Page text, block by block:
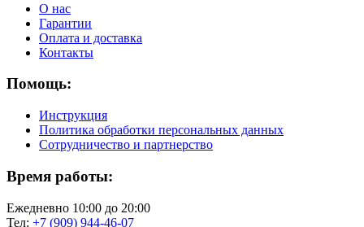
О нас
Гарантии
Оплата и доставка
Контакты
Помощь:
Инструкция
Политика обработки персональных данных
Сотрудничество и партнерство
Время работы:
Ежедневно 10:00 до 20:00
Тел: +7 (909) 944-46-07